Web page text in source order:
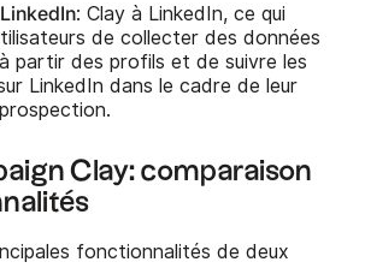
: Clay à LinkedIn, ce qui
de collecter des données
partir des profils et de suivre les
LinkedIn dans le cadre de leur
Clay: comparaison
fonctionnalités de deux